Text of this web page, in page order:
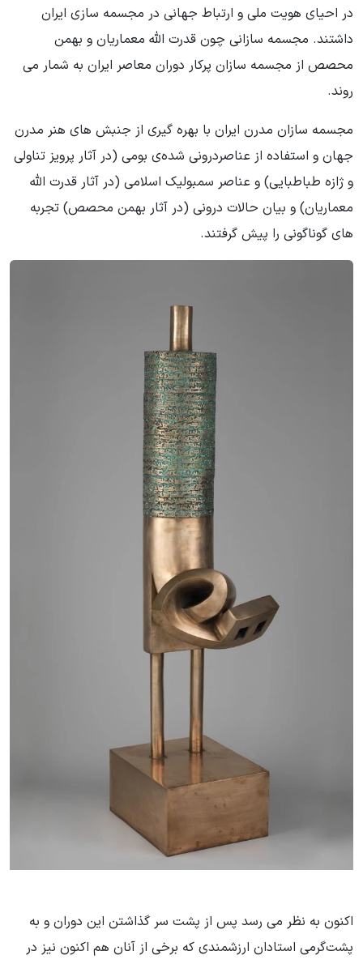
در احیای هویت ملی و ارتباط جهانی در مجسمه سازی ایران
داشتند. مجسمه سازانی چون قدرت الله معماریان و بهمن
محصص از مجسمه سازان پرکار دوران معاصر ایران به شمار می
روند.
مجسمه سازان مدرن ایران با بهره گیری از جنبش های هنر مدرن
جهان و استفاده از عناصردرونی شده‌ی بومی (در آثار پرویز تناولی
و ژازه طباطبایی) و عناصر سمبولیک اسلامی (در آثار قدرت الله
معماریان) و بیان حالات درونی (در آثار بهمن محصص) تجربه
های گوناگونی را پیش گرفتند.
اکنون به نظر می رسد پس از پشت سر گذاشتن این دوران و به
پشت‌گرمی استادان ارزشمندی که برخی از آنان هم اکنون نیز در